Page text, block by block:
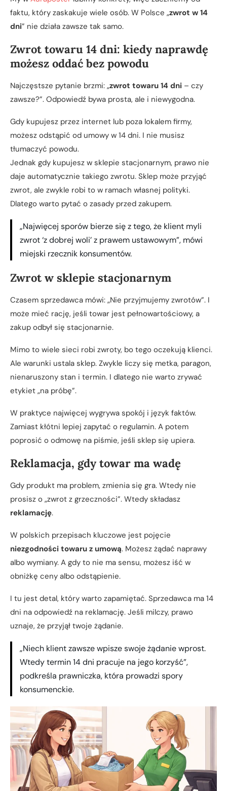
faktu, który zaskakuje wiele osób. W Polsce „zwrot w 14
dni” nie działa zawsze tak samo.
Zwrot towaru 14 dni: kiedy naprawdę
możesz oddać bez powodu
Najczęstsze pytanie brzmi: „zwrot towaru 14 dni – czy
zawsze?”. Odpowiedź bywa prosta, ale i niewygodna.
Gdy kupujesz przez internet lub poza lokalem firmy,
możesz odstąpić od umowy w 14 dni. I nie musisz
tłumaczyć powodu.
Jednak gdy kupujesz w sklepie stacjonarnym, prawo nie
daje automatycznie takiego zwrotu. Sklep może przyjąć
zwrot, ale zwykle robi to w ramach własnej polityki.
Dlatego warto pytać o zasady przed zakupem.
„Najwięcej sporów bierze się z tego, że klient myli
zwrot ‘z dobrej woli’ z prawem ustawowym”, mówi
miejski rzecznik konsumentów.
Zwrot w sklepie stacjonarnym
Czasem sprzedawca mówi: „Nie przyjmujemy zwrotów”. I
może mieć rację, jeśli towar jest pełnowartościowy, a
zakup odbył się stacjonarnie.
Mimo to wiele sieci robi zwroty, bo tego oczekują klienci.
Ale warunki ustala sklep. Zwykle liczy się metka, paragon,
nienaruszony stan i termin. I dlatego nie warto zrywać
etykiet „na próbę”.
W praktyce najwięcej wygrywa spokój i język faktów.
Zamiast kłótni lepiej zapytać o regulamin. A potem
poprosić o odmowę na piśmie, jeśli sklep się upiera.
Reklamacja, gdy towar ma wadę
Gdy produkt ma problem, zmienia się gra. Wtedy nie
prosisz o „zwrot z grzeczności”. Wtedy składasz
reklamację.
W polskich przepisach kluczowe jest pojęcie
niezgodności towaru z umową. Możesz żądać naprawy
albo wymiany. A gdy to nie ma sensu, możesz iść w
obniżkę ceny albo odstąpienie.
I tu jest detal, który warto zapamiętać. Sprzedawca ma 14
dni na odpowiedź na reklamację. Jeśli milczy, prawo
uznaje, że przyjął twoje żądanie.
„Niech klient zawsze wpisze swoje żądanie wprost.
Wtedy termin 14 dni pracuje na jego korzyść”,
podkreśla prawniczka, która prowadzi spory
konsumenckie.